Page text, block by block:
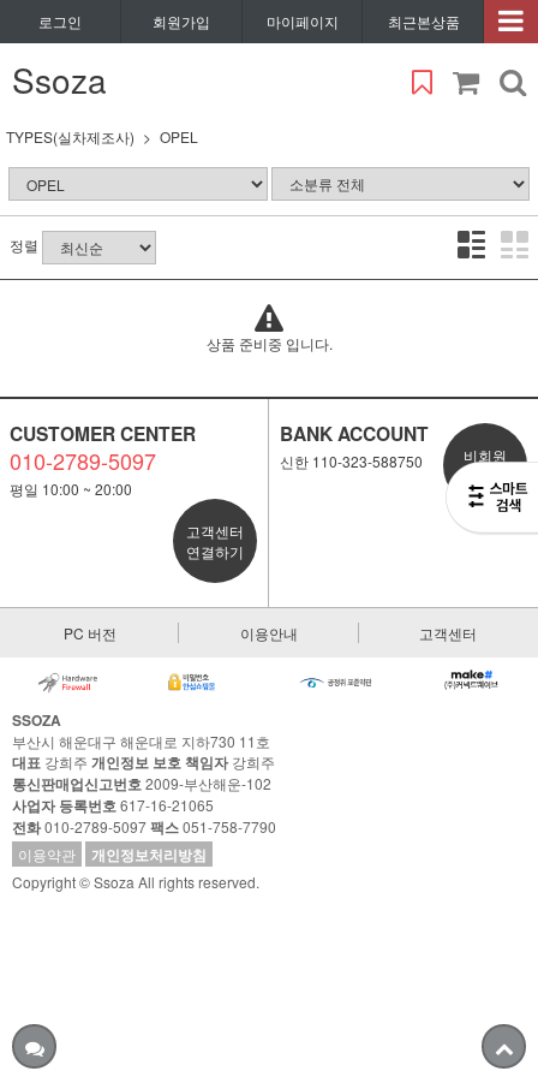
로그인 회원가입 마이페이지 최근본상품
Ssoza
TYPES(실차제조사) OPEL
정렬
상품 준비중 입니다.
CUSTOMER CENTER
010-2789-5097
평일 10:00 ~ 20:00
고객센터
연결하기
BANK ACCOUNT
신한 110-323-588750
비회원
1:1 문의
PC 버전 이용안내 고객센터
SSOZA
부산시 해운대구 해운대로 지하730 11호
대표 강희주 개인정보 보호 책임자강희주
통신판매업신고번호2009-부산해운-102
사업자 등록번호617-16-21065
전화010-2789-5097팩스051-758-7790
이용약관
개인정보처리방침
Copyright © Ssoza All rights reserved.